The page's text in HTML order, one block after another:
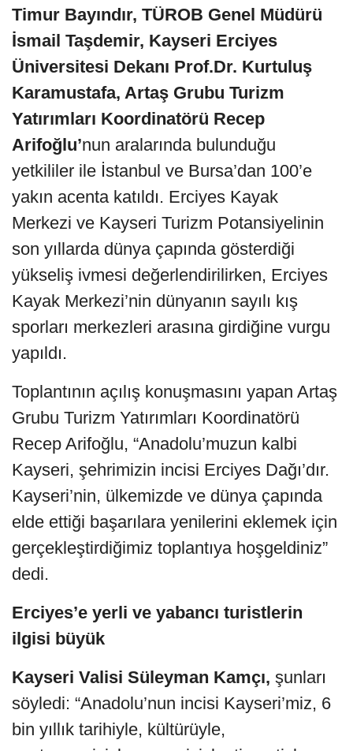
Timur Bayındır, TÜROB Genel Müdürü
İsmail Taşdemir, Kayseri Erciyes
Üniversitesi Dekanı Prof.Dr. Kurtuluş
Karamustafa, Artaş Grubu Turizm
Yatırımları Koordinatörü Recep
Arifoğlu’nun aralarında bulunduğu
yetkililer ile İstanbul ve Bursa’dan 100’e
yakın acenta katıldı. Erciyes Kayak
Merkezi ve Kayseri Turizm Potansiyelinin
son yıllarda dünya çapında gösterdiği
yükseliş ivmesi değerlendirilirken, Erciyes
Kayak Merkezi’nin dünyanın sayılı kış
sporları merkezleri arasına girdiğine vurgu
yapıldı.
Toplantının açılış konuşmasını yapan Artaş
Grubu Turizm Yatırımları Koordinatörü
Recep Arifoğlu, “Anadolu’muzun kalbi
Kayseri, şehrimizin incisi Erciyes Dağı’dır.
Kayseri’nin, ülkemizde ve dünya çapında
elde ettiği başarılara yenilerini eklemek için
gerçekleştirdiğimiz toplantıya hoşgeldiniz”
dedi.
Erciyes’e yerli ve yabancı turistlerin
ilgisi büyük
Kayseri Valisi Süleyman Kamçı, şunları
söyledi: “Anadolu’nun incisi Kayseri’miz, 6
bin yıllık tarihiyle, kültürüyle,